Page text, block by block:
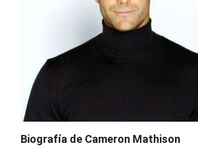
Biografía de Cameron Mathison